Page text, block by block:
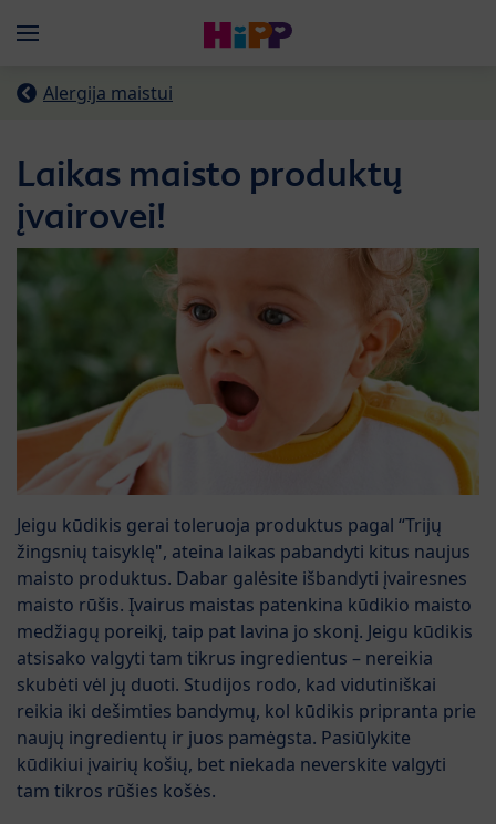
Menü
Alergija maistui
Laikas maisto produktų
įvairovei!
Jeigu kūdikis gerai toleruoja produktus pagal “Trijų
žingsnių taisyklę", ateina laikas pabandyti kitus naujus
maisto produktus. Dabar galėsite išbandyti įvairesnes
maisto rūšis. Įvairus maistas patenkina kūdikio maisto
medžiagų poreikį, taip pat lavina jo skonį. Jeigu kūdikis
atsisako valgyti tam tikrus ingredientus – nereikia
skubėti vėl jų duoti. Studijos rodo, kad vidutiniškai
reikia iki dešimties bandymų, kol kūdikis pripranta prie
naujų ingredientų ir juos pamėgsta. Pasiūlykite
kūdikiui įvairių košių, bet niekada neverskite valgyti
tam tikros rūšies košės.